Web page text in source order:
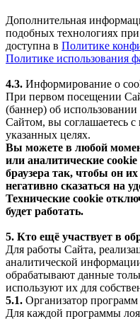
Дополнительная
подобных технологиях
доступна в Политике
Политике использования
4.3. Информирование о
При первом посещении
(баннер) об
Сайтом, вы соглашаетесь
указанных целях.
Вы можете в любой
или аналитические
браузера так, чтобы он
негативно сказаться на
Технические cookie
будет работать.
5. Кто ещё участвует в
Для работы Сайта,
аналитической
обрабатывают данные
используют их для
5.1. Организатор программ
Для каждой программы